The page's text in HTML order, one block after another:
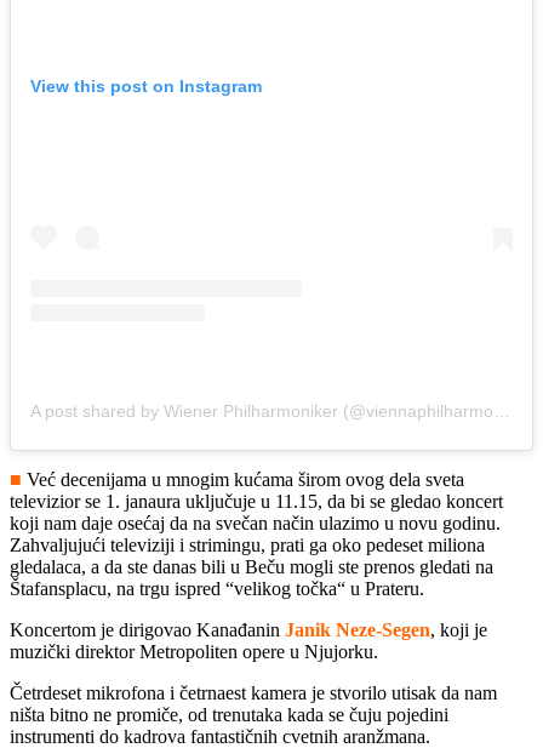
View this post on Instagram
■ Već decenijama u mnogim kućama širom ovog dela sveta
televizior se 1. janaura uključuje u 11.15, da bi se gledao koncert
koji nam daje osećaj da na svečan način ulazimo u novu godinu.
Zahvaljujući televiziji i strimingu, prati ga oko pedeset miliona
gledalaca, a da ste danas bili u Beču mogli ste prenos gledati na
Štafansplacu, na trgu ispred “velikog točka“ u Prateru.
Koncertom je dirigovao Kanađanin Janik Neze-Segen, koji je
muzički direktor Metropoliten opere u Njujorku.
Četrdeset mikrofona i četrnaest kamera je stvorilo utisak da nam
ništa bitno ne promiče, od trenutaka kada se čuju pojedini
instrumenti do kadrova fantastičnih cvetnih aranžmana.